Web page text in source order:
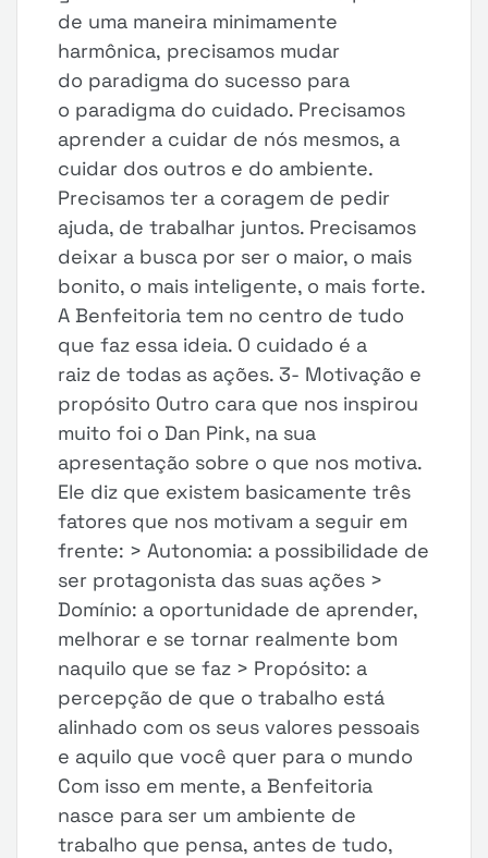
de uma maneira minimamente
harmônica, precisamos mudar
do paradigma do sucesso para
o paradigma do cuidado. Precisamos
aprender a cuidar de nós mesmos, a
cuidar dos outros e do ambiente.
Precisamos ter a coragem de pedir
ajuda, de trabalhar juntos. Precisamos
deixar a busca por ser o maior, o mais
bonito, o mais inteligente, o mais forte.
A Benfeitoria tem no centro de tudo
que faz essa ideia. O cuidado é a
raiz de todas as ações. 3- Motivação e
propósito Outro cara que nos inspirou
muito foi o Dan Pink, na sua
apresentação sobre o que nos motiva.
Ele diz que existem basicamente três
fatores que nos motivam a seguir em
frente: > Autonomia: a possibilidade de
ser protagonista das suas ações >
Domínio: a oportunidade de aprender,
melhorar e se tornar realmente bom
naquilo que se faz > Propósito: a
percepção de que o trabalho está
alinhado com os seus valores pessoais
e aquilo que você quer para o mundo
Com isso em mente, a Benfeitoria
nasce para ser um ambiente de
trabalho que pensa, antes de tudo,